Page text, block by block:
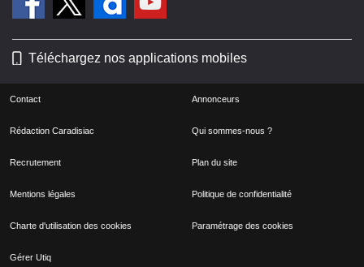
Téléchargez nos applications mobiles
Contact Annonceurs
Rédaction Caradisiac Qui sommes-nous ?
Recrutement Plan du site
Mentions légales Politique de confidentialité
Charte d'utilisation des cookies Paramétrage des cookies
Gérer Utiq